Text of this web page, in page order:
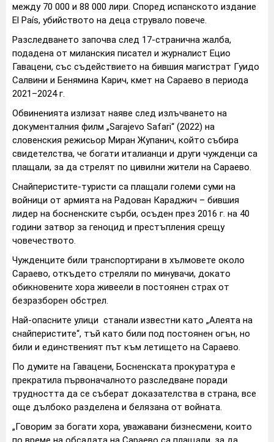
между 70 000 и 88 000 лири. Според испанското издание
El País, убийството на деца струвало повече.
Разследването започва след 17-странична жалба,
подадена от миланския писател и журналист Ецио
Гавацени, със съдействието на бившия магистрат Гуидо
Салвини и Бенямина Карич, кмет на Сараево в периода
2021–2024 г.
Обвиненията излизат наяве след излъчването на
документалния филм „Sarajevo Safari“ (2022) на
словенския режисьор Миран Жупанич, който събира
свидетелства, че богати италианци и други чужденци са
плащали, за да стрелят по цивилни жители на Сараево.
Снайперистите-туристи са плащали големи суми на
войници от армията на Радован Караджич – бившия
лидер на босненските сърби, осъден през 2016 г. на 40
години затвор за геноцид и престъпления срещу
човечеството.
Чужденците били транспортирани в хълмовете около
Сараево, откъдето стреляли по минувачи, докато
обикновените хора живеели в постоянен страх от
безразборен обстрел.
Най-опасните улици станали известни като „Алеята на
снайперистите“, тъй като били под постоянен огън, но
били и единственият път към летището на Сараево.
По думите на Гавацени, Босненската прокуратура е
прекратила първоначалното разследване поради
трудността да се съберат доказателства в страна, все
още дълбоко разделена и белязана от войната.
„Говорим за богати хора, уважавани бизнесмени, които